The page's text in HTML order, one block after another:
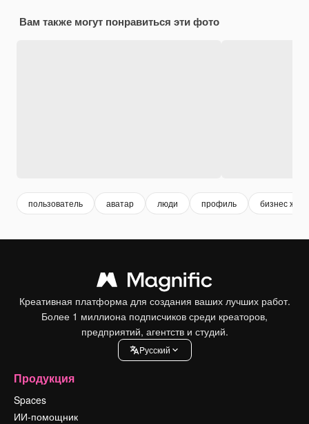
Вам также могут понравиться эти фото
пользователь аватар люди профиль бизнес
Креативная платформа для создания ваших лучших работ.
Более 1 миллиона подписчиков среди креаторов,
предприятий, агентств и студий.
Pусский
Продукция
Spaces
ИИ-помощник